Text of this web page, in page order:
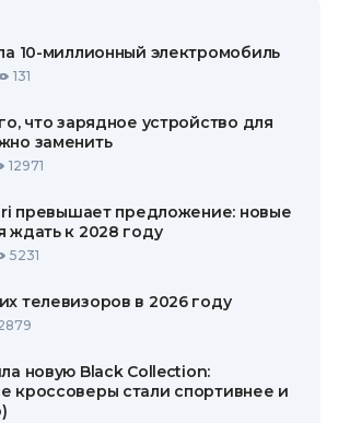
10-миллионный электромобиль
131
что зарядное устройство для
заменить
12971
превышает предложение: новые
ждать к 2028 году
5231
телевизоров в 2026 году
новую Black Collection:
кроссоверы стали спортивнее и